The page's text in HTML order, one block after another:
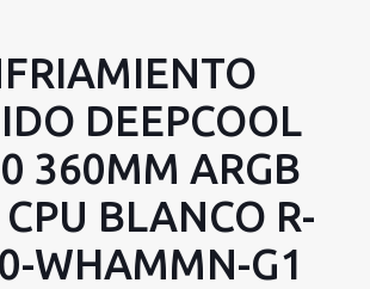
DEEPCOOL
360MM ARGB
BLANCO R-
WHAMMN-G1